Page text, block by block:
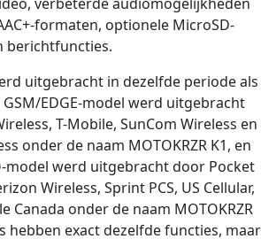
formaten, optionele MicroSD-
berichtfuncties.
uitgebracht in dezelfde periode als
EDGE-model werd uitgebracht
T-Mobile, SunCom Wireless en
onder de naam MOTOKRZR K1, en
model werd uitgebracht door Pocket
Wireless, Sprint PCS, US Cellular,
Canada onder de naam MOTOKRZR
hebben exact dezelfde functies, maar